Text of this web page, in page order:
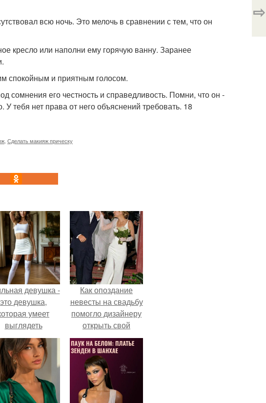
всю ночь. Это мелочь в сравнении с тем, что он
кресло или наполни ему горячую ванну. Заранее
спокойным и приятным голосом.
сомнения его честность и справедливость. Помни, что он -
тебя нет права от него объяснений требовать. 18
Сделать макияж прическу
⇨
девушка -
это девушка,
умеет
выглядеть
и
в любои
ситуации.
Как опоздание
невесты на свадьбу
помогло дизайнеру
открыть свой
бренд.